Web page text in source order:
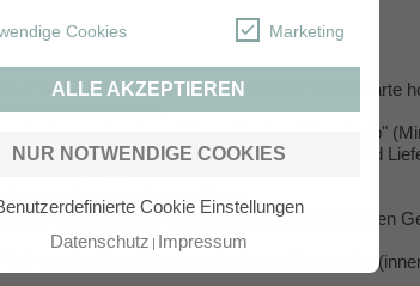
Cookies Marketing
ALLE AKZEPTIEREN
NUR NOTWENDIGE COOKIES
Cookie Einstellungen
Datenschutz Impressum
& Texte" in diesem Artikel Ihre Fotos für die Karte
werden sollen.
in der gewünschten Menge "In den Warenkorb"
bei uns an und teilen uns Ihre Rechnungs- und
Passwort ein.
auf unser Konto.
auf unserem Konto erstellen wir Ihnen einen
werden Ihre Karten gedruckt und kostenlos